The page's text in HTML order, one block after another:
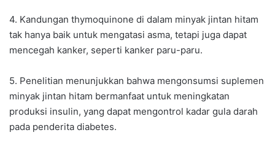
4. Kandungan thymoquinone di dalam minyak jintan hitam
tak hanya baik untuk mengatasi asma, tetapi juga dapat
mencegah kanker, seperti kanker paru-paru.
5. Penelitian menunjukkan bahwa mengonsumsi suplemen
minyak jintan hitam bermanfaat untuk meningkatan
produksi insulin, yang dapat mengontrol kadar gula darah
pada penderita diabetes.